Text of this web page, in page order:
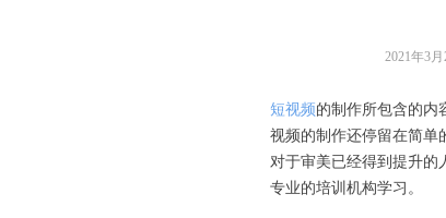
短视频的制作所包含的内
视频的制作还停留在简单
对于审美已经得到提升的
专业的培训机构学习。
2021年3月